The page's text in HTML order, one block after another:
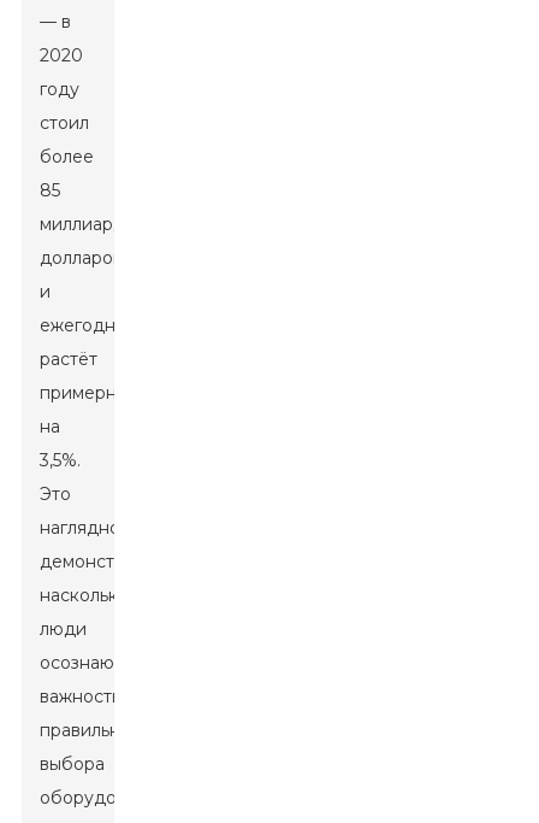
— в
2020
году
стоил
более
85
миллиардов
долларов
и
ежегодно
растёт
примерно
на
3,5%.
Это
наглядно
демонстрирует,
насколько
люди
осознают
важность
правильного
выбора
оборудования